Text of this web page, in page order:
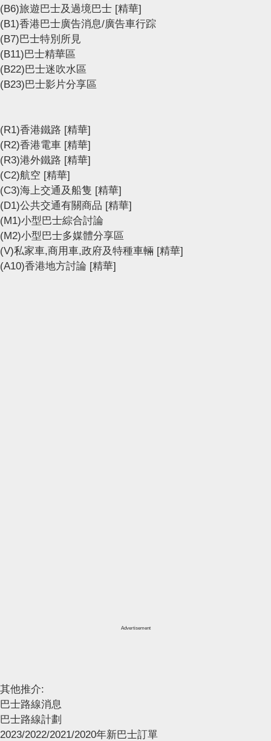
(B6)旅遊巴士及過境巴士 [精華]
(B1)香港巴士廣告消息/廣告車行踪
(B7)巴士特別所見
(B11)巴士精華區
(B22)巴士迷吹水區
(B23)巴士影片分享區
(R1)香港鐵路 [精華]
(R2)香港電車 [精華]
(R3)港外鐵路 [精華]
(C2)航空 [精華]
(C3)海上交通及船隻 [精華]
(D1)公共交通有關商品 [精華]
(M1)小型巴士綜合討論
(M2)小型巴士多媒體分享區
(V)私家車,商用車,政府及特種車輛 [精華]
(A10)香港地方討論 [精華]
Advertisement
其他推介:
巴士路線消息
巴士路線計劃
2023/2022/2021/2020年新巴士訂單